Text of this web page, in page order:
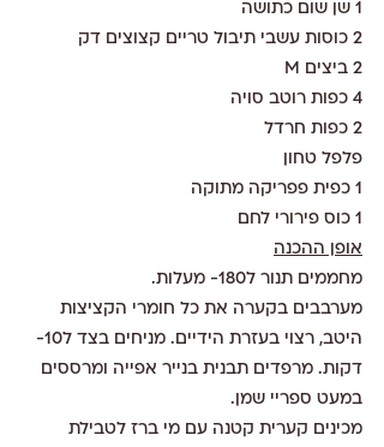
1 שן שום כתושה
2 כוסות עשבי תיבול טריים קצוצים דק
2 ביצים M
4 כפות רוטב סויה
2 כפות חרדל
פלפל טחון
1 כפית פפריקה מתוקה
1 כוס פירורי לחם
אופן ההכנה
מחממים תנור ל180- מעלות.
מערבבים בקערה את כל חומרי הקציצות
היטב, רצוי בעזרת הידיים. מניחים בצד ל10-
דקות. מרפדים תבנית בנייר אפייה ומרססים
במעט ספריי שמן.
מכינים קערית קטנה עם מי ברז לטבילת